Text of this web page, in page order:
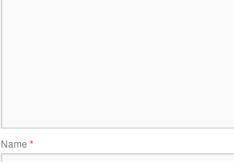
Name *